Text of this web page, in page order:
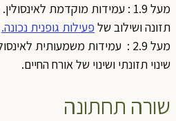
מעל 1.9 : עמידות מוקדמת
ושילוב שלפעילות גופנית נכונה.
מעל 2.9 : עמידות משמעותית
תזונתי ושינוי של אורח החיים.
תחתונה